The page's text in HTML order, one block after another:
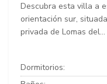
Descubra esta villa a
orientación sur,
privada de Lomas del...
Dormitorios: